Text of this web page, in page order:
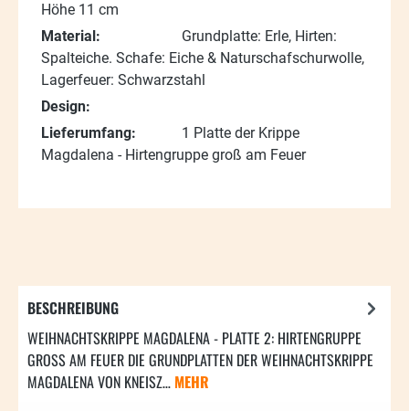
Höhe 11 cm
Material:
Grundplatte: Erle, Hirten:
Spalteiche. Schafe: Eiche & Naturschafschurwolle,
Lagerfeuer: Schwarzstahl
Design:
Lieferumfang:
1 Platte der Krippe
Magdalena - Hirtengruppe groß am Feuer
BESCHREIBUNG
WEIHNACHTSKRIPPE MAGDALENA - PLATTE 2: HIRTENGRUPPE
GROSS AM FEUER DIE GRUNDPLATTEN DER WEIHNACHTSKRIPPE M
AGDALENA VON KNEISZ… MEHR